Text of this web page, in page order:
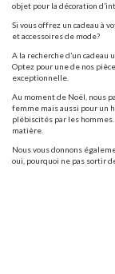
objet pour la décoration
Si vous offrez un cadeau à
et accessoires de mode?
A la recherche d’un
Optez pour une de nos
exceptionnelle.
Au moment de Noël, nous
femme mais aussi pour un
plébiscités par les
matière.
Nous vous donnons
oui, pourquoi ne pas sortir